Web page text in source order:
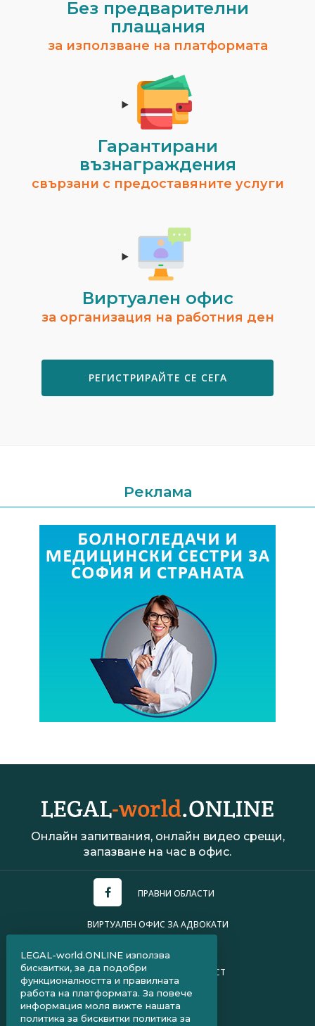
Без предварителни
плащания
за използване на платформата
Гарантирани
възнаграждения
свързани с предоставяните услуги
Виртуален офис
за организация на работния ден
РЕГИСТРИРАЙТЕ СЕ СЕГА
Реклама
Онлайн запитвания, онлайн видео срещи,
запазване на час в офис.
ПРАВНИ ОБЛАСТИ
ВИРТУАЛЕН ОФИС ЗА АДВОКАТИ
ПОЛИТИКА ЗА ПОВЕРИТЕЛНОСТ
ЧЗВ ЗА КЛИЕНТИ
ЧЗВ ЗА АДВОКАТИ
LEGAL-world.ONLINE използва
бисквитки, за да подобри
функционалността и правилната
работа на платформата. За повече
информация моля вижте нашата
политика за бисквитки политика за